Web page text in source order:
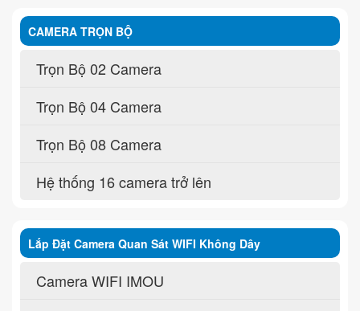
CAMERA TRỌN BỘ
Trọn Bộ 02 Camera
Trọn Bộ 04 Camera
Trọn Bộ 08 Camera
Hệ thống 16 camera trở lên
Lắp Đặt Camera Quan Sát WIFI Không Dây
Camera WIFI IMOU